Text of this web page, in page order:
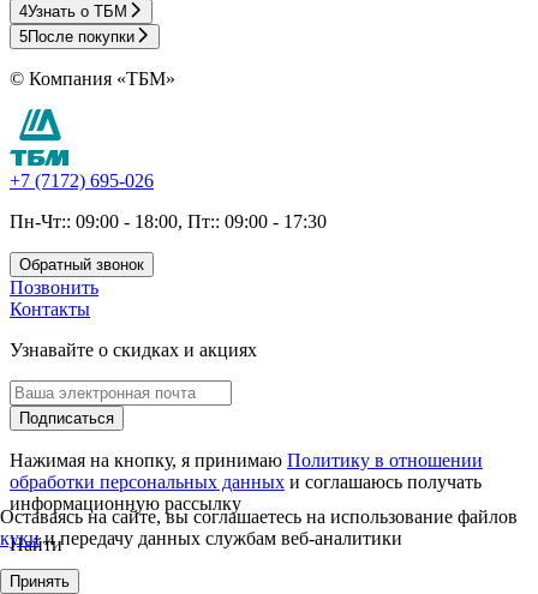
4Узнать о ТБМ
5После покупки
© Компания «ТБМ»
+7 (7172) 695-026
Пн-Чт:: 09:00 - 18:00, Пт:: 09:00 - 17:30
Обратный звонок
Позвонить
Контакты
Узнавайте о скидках и акциях
Подписаться
Нажимая на кнопку, я принимаю Политику в отношении
обработки персональных данных и соглашаюсь получать
информационную рассылку
Найти
Каталог
Оставаясь на сайте, вы соглашаетесь на использование файлов
кукии передачу данных службам веб-аналитики
Принять